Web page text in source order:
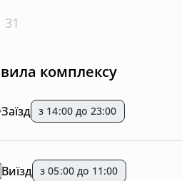
31
комплексу
Заїзд з 14:00 до 23:00
Виїзд з 05:00 до 11:00